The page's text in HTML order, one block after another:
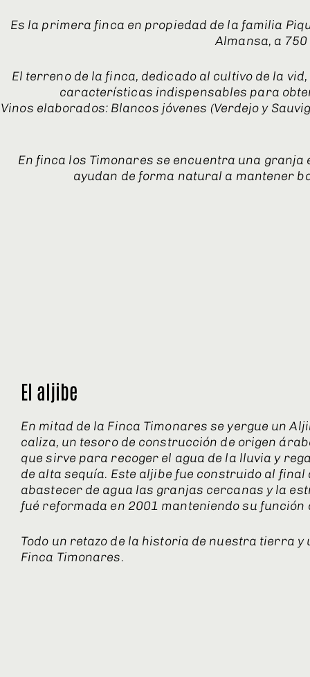
Es la primera finca en propiedad de la familia
Almansa, a
El terreno de la finca, dedicado al cultivo de la
características indispensables para
Vinos elaborados: Blancos jóvenes (Verdejo y
En finca los Timonares se encuentra una
ayudan de forma natural a mantener
El aljibe
En mitad de la Finca Timonares se yergue un
caliza, un tesoro de construcción de origen
que sirve para recoger el agua de la lluvia y
de alta sequía. Este aljibe fue construido al final
abastecer de agua las granjas cercanas y la
fué reformada en 2001 manteniendo su función
Todo un retazo de la historia de nuestra tierra y
Finca Timonares.